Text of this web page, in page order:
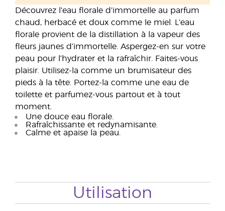
Découvrez l’eau florale d’immortelle au parfum
chaud, herbacé et doux comme le miel. L’eau
florale provient de la distillation à la vapeur des
fleurs jaunes d’immortelle. Aspergez-en sur votre
peau pour l’hydrater et la rafraîchir. Faites-vous
plaisir. Utilisez-la comme un brumisateur des
pieds à la tête. Portez-la comme une eau de
toilette et parfumez-vous partout et à tout
moment.
Une douce eau florale.
Rafraîchissante et redynamisante.
Calme et apaise la peau.
Utilisation